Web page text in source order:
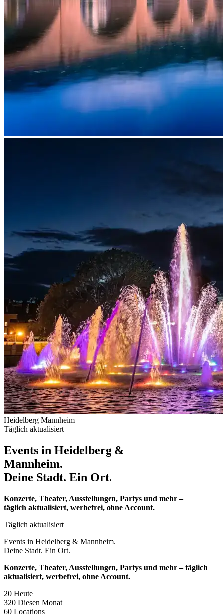
Heidelberg Mannheim
Täglich aktualisiert
Events in Heidelberg &
Mannheim.
Deine Stadt. Ein Ort.
Konzerte, Theater, Ausstellungen, Partys und mehr –
täglich aktualisiert, werbefrei, ohne Account.
Täglich aktualisiert
Events in Heidelberg & Mannheim.
Deine Stadt. Ein Ort.
Konzerte, Theater, Ausstellungen, Partys und mehr – täglich
aktualisiert, werbefrei, ohne Account.
20 Heute
320 Diesen Monat
60 Locations